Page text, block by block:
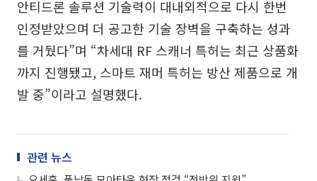
안티드론 솔루션 기술력이 대내외적으로 다시 한번
인정받았으며 더 공고한 기술 장벽을 구축하는 성과
를 거뒀다”며 “차세대 RF 스캐너 특허는 최근 상품화
까지 진행됐고, 스마트 재머 특허는 방산 제품으로 개
발 중”이라고 설명했다.
관련 뉴스